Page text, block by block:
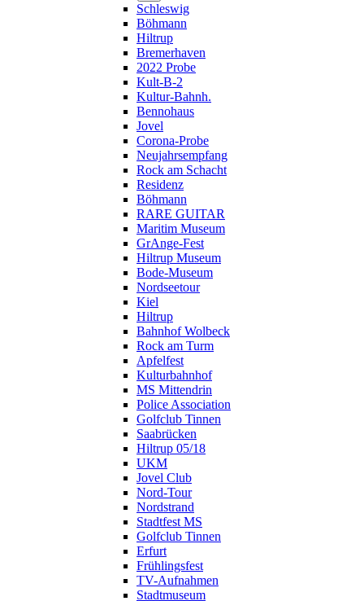
Schleswig
Böhmann
Hiltrup
Bremerhaven
2022 Probe
Kult-B-2
Kultur-Bahnh.
Bennohaus
Jovel
Corona-Probe
Neujahrsempfang
Rock am Schacht
Residenz
Böhmann
RARE GUITAR
Maritim Museum
GrAnge-Fest
Hiltrup Museum
Bode-Museum
Nordseetour
Kiel
Hiltrup
Bahnhof Wolbeck
Rock am Turm
Apfelfest
Kulturbahnhof
MS Mittendrin
Police Association
Golfclub Tinnen
Saabrücken
Hiltrup 05/18
UKM
Jovel Club
Nord-Tour
Nordstrand
Stadtfest MS
Golfclub Tinnen
Erfurt
Frühlingsfest
TV-Aufnahmen
Stadtmuseum